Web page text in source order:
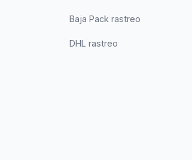
Baja Pack rastreo
DHL rastreo